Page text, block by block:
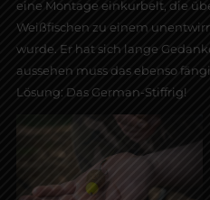
eine Montage einkurbelt, die
Weißfischen zu einem
wurde. Er hat sich lange
aussehen muss das ebenso
Lösung: Das German-Stiffrig!